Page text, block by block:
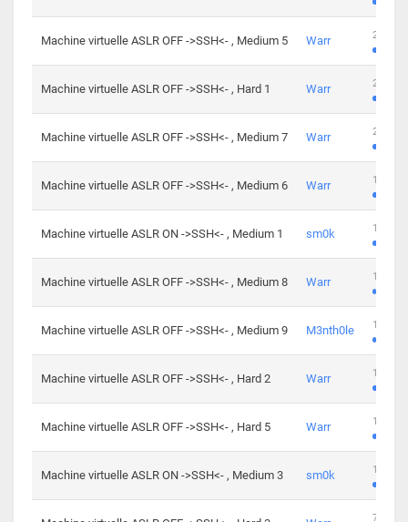
Machine virtuelle ASLR OFF ->SSH<- , Medium 5 Warr 265
Machine virtuelle ASLR OFF ->SSH<- , Hard 1 Warr 224
Machine virtuelle ASLR OFF ->SSH<- , Medium 7 Warr 230
Machine virtuelle ASLR OFF ->SSH<- , Medium 6 Warr 168
Machine virtuelle ASLR ON ->SSH<- , Medium 1 sm0k 139
Machine virtuelle ASLR OFF ->SSH<- , Medium 8 Warr 112
Machine virtuelle ASLR OFF ->SSH<- , Medium 9 M3nth0le 100
Machine virtuelle ASLR OFF ->SSH<- , Hard 2 Warr 176
Machine virtuelle ASLR OFF ->SSH<- , Hard 5 Warr 115
Machine virtuelle ASLR ON ->SSH<- , Medium 3 sm0k 115
76